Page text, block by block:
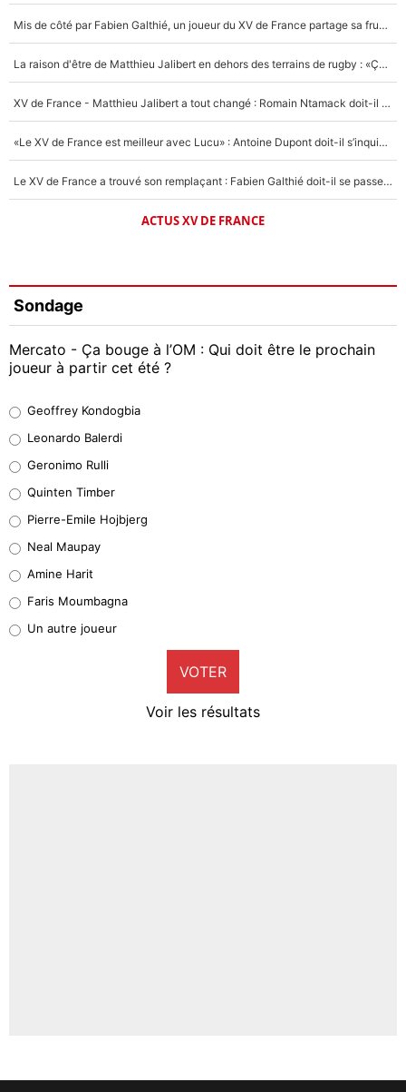
Mis de côté par Fabien Galthié, un joueur du XV de France partage sa frustration : «ils ne me l’ont pas dit tout de suite»
La raison d'être de Matthieu Jalibert en dehors des terrains de rugby : «Ça m'atteint autant que si tu touches à un membre de ma famille»
XV de France - Matthieu Jalibert a tout changé : Romain Ntamack doit-il s’inquiéter pour sa place à un an de la Coupe du monde ?
«Le XV de France est meilleur avec Lucu» : Antoine Dupont doit-il s’inquiéter pour sa place ?
Le XV de France a trouvé son remplaçant : Fabien Galthié doit-il se passer d'Antoine Dupont ?
ACTUS XV DE FRANCE
Sondage
Mercato - Ça bouge à l’OM : Qui doit être le prochain
joueur à partir cet été ?
38%
32%
5%
1%
9%
Geoffrey Kondogbia
Leonardo Balerdi
Geronimo Rulli
Quinten Timber
Pierre-Emile Hojbjerg
Neal Maupay
Amine Harit
Faris Moumbagna
Un autre joueur
VOTER
Voir les résultats